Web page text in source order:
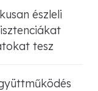
észleli
tesz